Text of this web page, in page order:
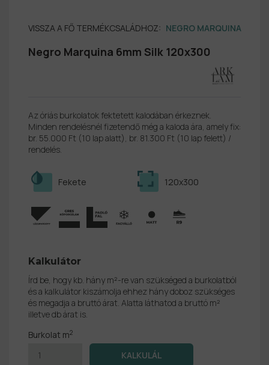
VISSZA A FŐ TERMÉKCSALÁDHOZ: NEGRO MARQUINA
Negro Marquina 6mm Silk 120x300
Az óriás burkolatok fektetett kalodában érkeznek.
Minden rendelésnél fizetendő még a kaloda ára, amely fix:
br. 55.000 Ft (10 lap alatt), br. 81.300 Ft (10 lap felett) /
rendelés.
120x300
Fekete
Kalkulátor
Írd be, hogy kb. hány m²-re van szükséged a burkolatból
és a kalkulátor kiszámolja ehhez hány doboz szükséges
és megadja a bruttó árat. Alatta láthatod a bruttó m²
illetve db árat is.
Burkolat m2